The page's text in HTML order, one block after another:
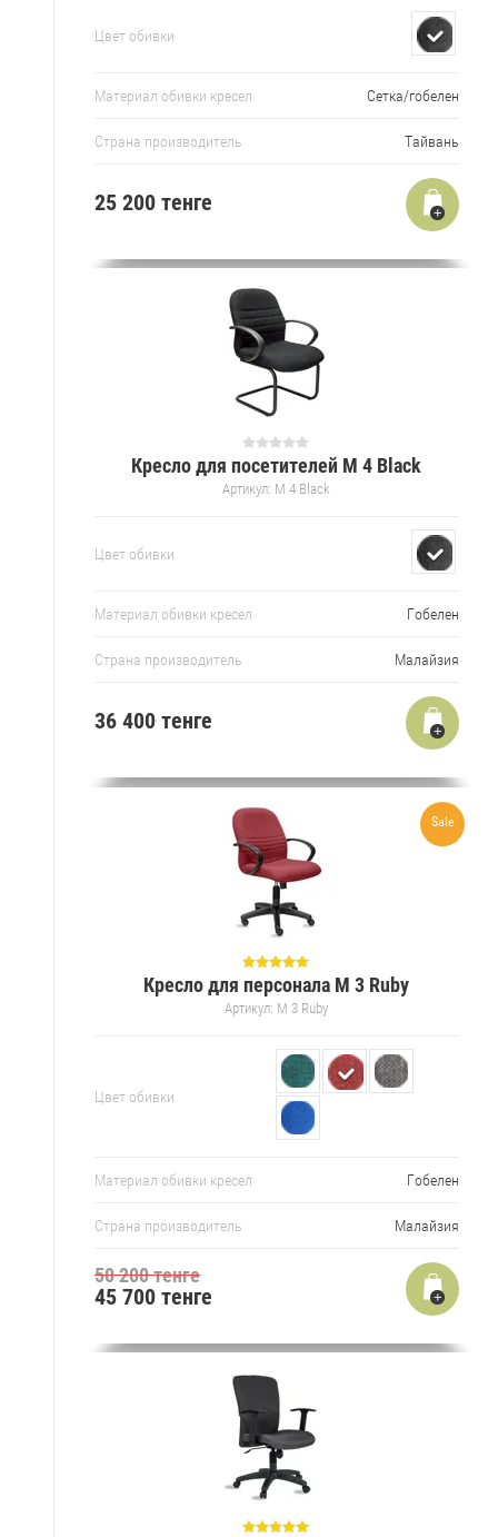
Цвет обивки
Материал обивки кресел Сетка/гобелен
Страна производитель Тайвань
25 200 тенге
Кресло для посетителей M 4 Black
Артикул: M 4 Black
Цвет обивки
Материал обивки кресел Гобелен
Страна производитель Малайзия
36 400 тенге
Кресло для персонала M 3 Ruby
Артикул: M 3 Ruby
Цвет обивки
Материал обивки кресел Гобелен
Страна производитель Малайзия
Sale
50 200 тенге
45 700 тенге